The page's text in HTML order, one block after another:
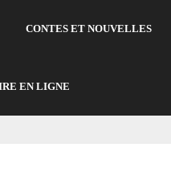
CONTES ET NOUVELLES
EN LIGNE